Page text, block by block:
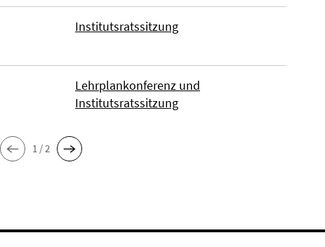
Institutsratssitzung
Lehrplankonferenz und
Institutsratssitzung
1 / 2